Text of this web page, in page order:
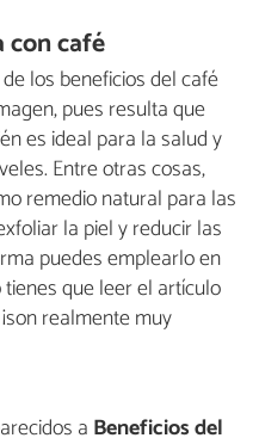
con café
los beneficios del café
pues resulta que
es ideal para la salud y
Entre otras cosas,
remedio natural para las
la piel y reducir las
puedes emplearlo en
que leer el artículo
realmente muy
a Beneficios del